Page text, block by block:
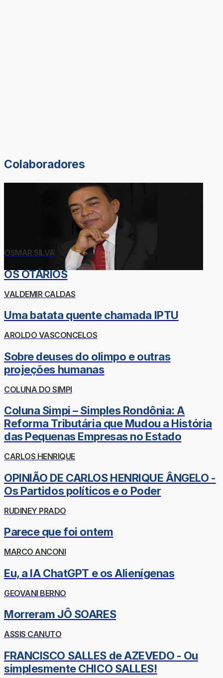
Colaboradores
OSMAR SILVA
OS OTÁRIOS
VALDEMIR CALDAS
Uma batata quente chamada IPTU
AROLDO VASCONCELOS
Sobre deuses do olimpo e outras
projeções humanas
COLUNA DO SIMPI
Coluna Simpi – Simples Rondônia: A
Reforma Tributária que Mudou a História
das Pequenas Empresas no Estado
CARLOS HENRIQUE
OPINIÃO DE CARLOS HENRIQUE ÂNGELO -
Os Partidos políticos e o Poder
RUDINEY PRADO
Parece que foi ontem
MARCO ANCONI
Eu, a IA ChatGPT e os Alienígenas
GEOVANI BERNO
Morreram JÔ SOARES
ASSIS CANUTO
FRANCISCO SALLES de AZEVEDO - Ou
simplesmente CHICO SALLES!